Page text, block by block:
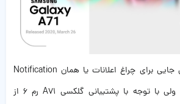
روی این صفحه نمایش جایی برای چراغ اعلانات یا همان Notification
LED تعبیه نشده است ولی با توجه با پشتیبانی گلکسی A71 رم 6 از